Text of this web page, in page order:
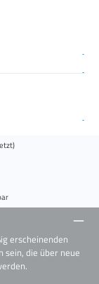
erscheinenden
die über neue